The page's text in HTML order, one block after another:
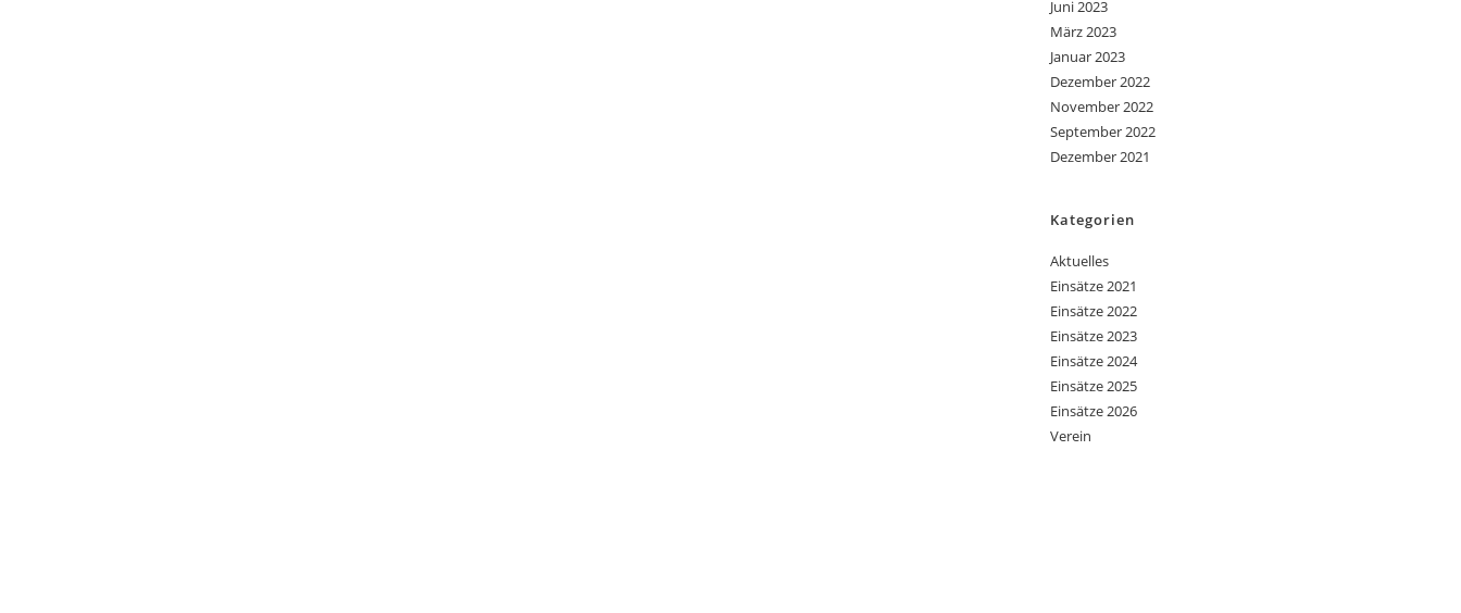
Juni 2023
März 2023
Januar 2023
Dezember 2022
November 2022
September 2022
Dezember 2021
Kategorien
Aktuelles
Einsätze 2021
Einsätze 2022
Einsätze 2023
Einsätze 2024
Einsätze 2025
Einsätze 2026
Verein